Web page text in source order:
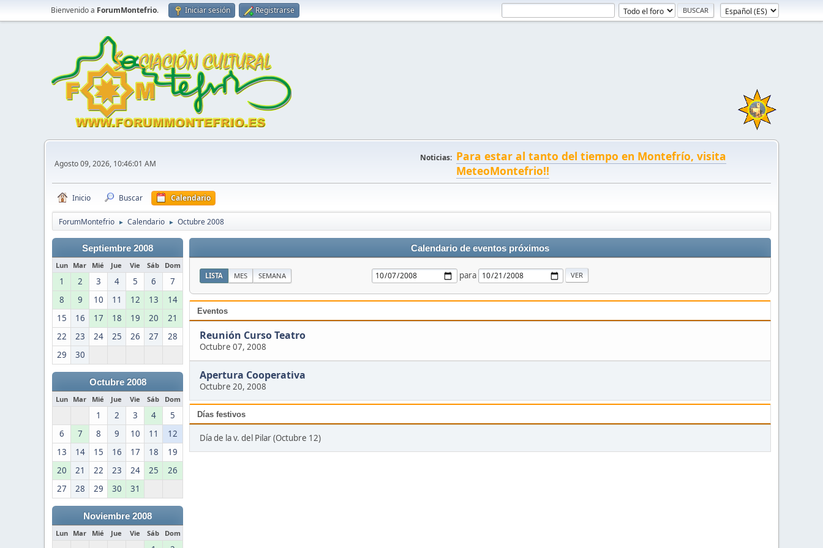
Bienvenido a ForumMontefrio. Iniciar sesión Registrarse
Agosto 09, 2026, 10:46:01 AM
Noticias: Para estar al tanto del tiempo en Montefrío, visita
MeteoMontefrio!!
Inicio Buscar Calendario
ForumMontefrio ► Calendario ► Octubre 2008
Septiembre 2008
Lun Mar Mié Jue Vie Sáb Dom
1 2 3 4 5 6
7
8
9 10 11 12 13
14
15
16 17 18 19 20
21
22
23 24 25 26 27
28
29
30
Octubre 2008
Lun Mar Mié Jue Vie Sáb Dom
1 2 3 4
5
6
7 8 9 10 11
12
13
14 15 16 17 18
19
20
21 22 23 24 25
26
27
28 29 30 31
Noviembre 2008
Lun Mar Mié Jue Vie Sáb Dom
Calendario de eventos próximos
LISTA MES SEMANA para
Eventos
Reunión Curso Teatro
Octubre 07, 2008
Apertura Cooperativa
Octubre 20, 2008
Días festivos
Día de la v. del Pilar (Octubre 12)